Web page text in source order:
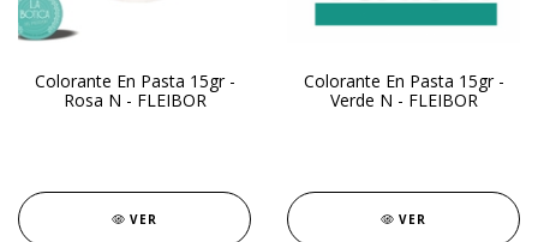
Colorante En Pasta 15gr -
Rosa N - FLEIBOR
VER
Colorante En Pasta 15gr -
Verde N - FLEIBOR
VER